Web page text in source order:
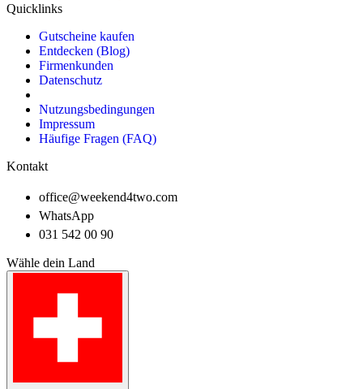
Quicklinks
Gutscheine kaufen
Entdecken (Blog)
Firmenkunden
Datenschutz
Nutzungsbedingungen
Impressum
Häufige Fragen (FAQ)
Kontakt
office@weekend4two.com
WhatsApp
031 542 00 90
Wähle dein Land